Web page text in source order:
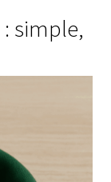
: simple,